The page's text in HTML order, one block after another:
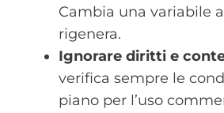
Cambia una variabile
rigenera.
Ignorare diritti e
verifica sempre le
piano per l’uso